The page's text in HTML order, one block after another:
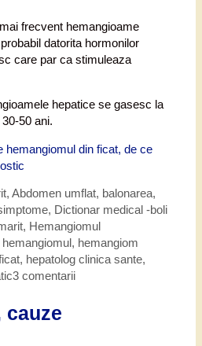
frecvent hemangioame
datorita hormonilor
care par ca stimuleaza
hepatice se gasesc la
50 ani.
hemangiomul din ficat, de ce
, Abdomen umflat, balonarea,
, Dictionar medical -boli
, Hemangiomul
, hemangiom
, hepatolog clinica sante,
3 comentarii
cauze